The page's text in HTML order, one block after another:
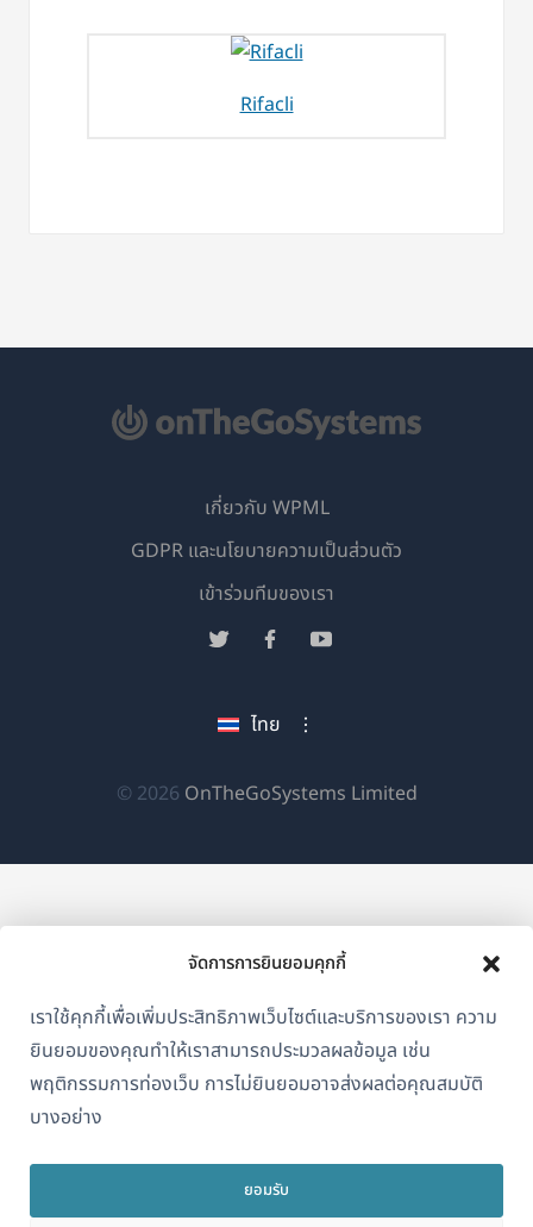
จัดการการยินยอมคุกกี้
เราใช้คุกกี้เพื่อเพิ่มประสิทธิภาพเว็บไซต์และบริการของเรา ความ
ยินยอมของคุณทำให้เราสามารถประมวลผลข้อมูล เช่น
พฤติกรรมการท่องเว็บ การไม่ยินยอมอาจส่งผลต่อคุณสมบัติ
บางอย่าง
ยอมรับ
Rifacli
© 2026 OnTheGoSystems Limited(เปิด
หน้าต่าง
ไทย
เกี่ยวกับ WPML
GDPR และนโยบายความเป็นส่วนตัว
เข้าร่วมทีมของเรา
(เปิด
ใหม่)
(เปิด
ใหม่)
(เปิด